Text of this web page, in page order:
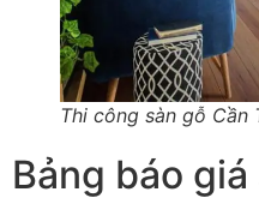
Thi công sàn gỗ Cần
Bảng báo